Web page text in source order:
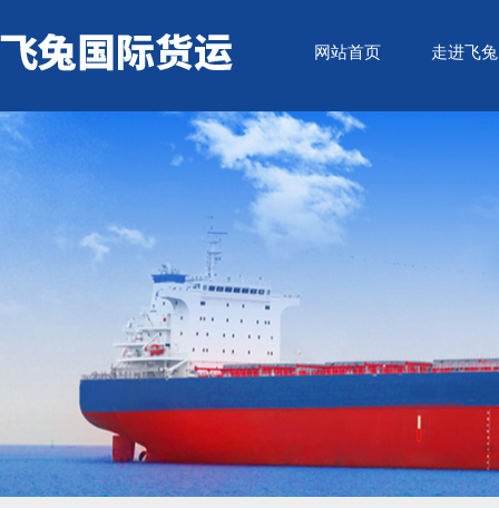
网站首页 走进飞兔